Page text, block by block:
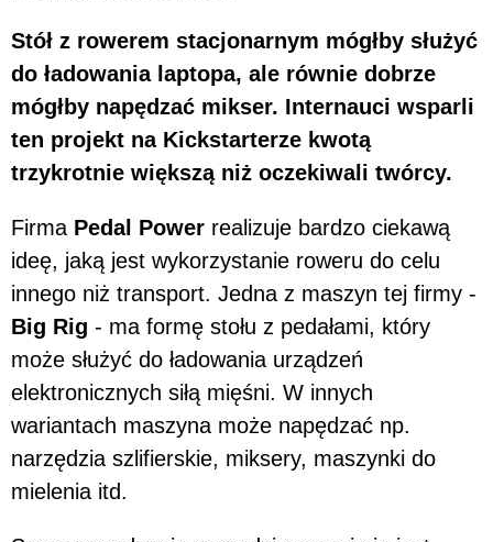
Stół z rowerem stacjonarnym mógłby służyć
do ładowania laptopa, ale równie dobrze
mógłby napędzać mikser. Internauci wsparli
ten projekt na Kickstarterze kwotą
trzykrotnie większą niż oczekiwali twórcy.
Firma Pedal Power realizuje bardzo ciekawą
ideę, jaką jest wykorzystanie roweru do celu
innego niż transport. Jedna z maszyn tej firmy -
Big Rig - ma formę stołu z pedałami, który
może służyć do ładowania urządzeń
elektronicznych siłą mięśni. W innych
wariantach maszyna może napędzać np.
narzędzia szlifierskie, miksery, maszynki do
mielenia itd.